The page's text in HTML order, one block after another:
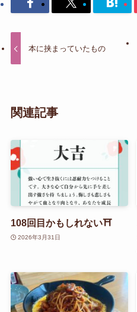
本に挟まっていたもの
関連記事
108回目かもしれない⛩️
2026年3月31日